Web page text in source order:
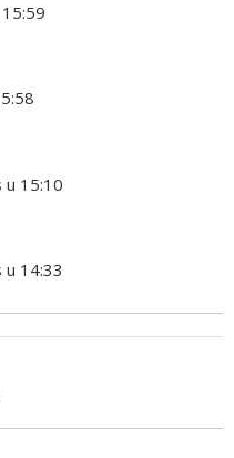
u 15:10
u 14:33